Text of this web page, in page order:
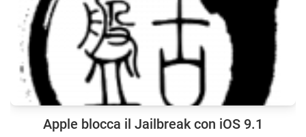
Apple blocca il Jailbreak con iOS 9.1